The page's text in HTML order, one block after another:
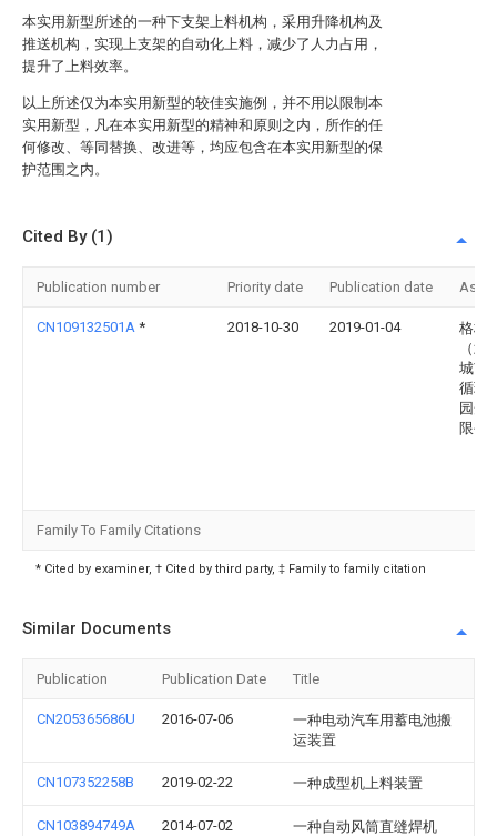
本实用新型所述的一种下支架上料机构，采用升降机构及
推送机构，实现上支架的自动化上料，减少了人力占用，
提升了上料效率。
以上所述仅为本实用新型的较佳实施例，并不用以限制本
实用新型，凡在本实用新型的精神和原则之内，所作的任
何修改、等同替换、改进等，均应包含在本实用新型的保
护范围之内。
Cited By (1)
Publication number Priority date Publication date
CN109132501A * 2018-10-30 2019-01-04
格林
（武
城市
循环
园开
限公
Family To Family Citations
* Cited by examiner, † Cited by third party, ‡ Family to family citation
Similar Documents
Publication Publication Date Title
CN205365686U 2016-07-06
一种电动汽车用蓄电池搬
运装置
CN107352258B 2019-02-22 一种成型机上料装置
CN103894749A 2014-07-02 一种自动风筒直缝焊机